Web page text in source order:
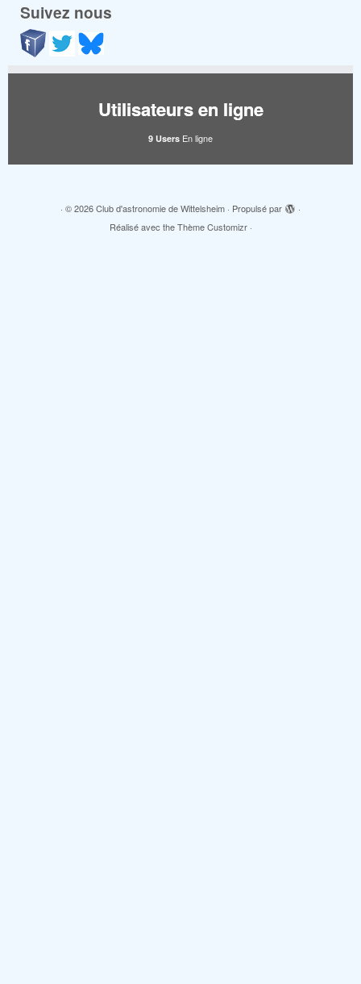
Suivez nous
Utilisateurs en ligne
9 Users En ligne
· © 2026Club d'astronomie de Wittelsheim · Propulsé par
·
Réalisé avec theThème Customizr·